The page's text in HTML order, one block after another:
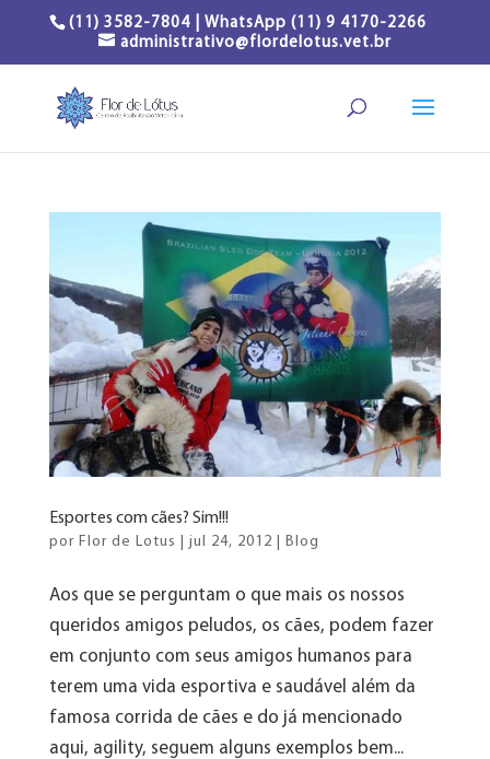
(11) 3582-7804 | WhatsApp (11) 9 4170-2266
administrativo@flordelotus.vet.br
Esportes com cães? Sim!!!
por Flor de Lotus jul 24, 2012 Blog
Aos que se perguntam o que mais os nossos
queridos amigos peludos, os cães, podem fazer
em conjunto com seus amigos humanos para
terem uma vida esportiva e saudável além da
famosa corrida de cães e do já mencionado
aqui, agility, seguem alguns exemplos bem...